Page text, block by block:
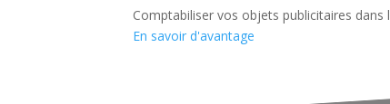
Comptabiliser vos objets publicitaires
En savoir d'avantage